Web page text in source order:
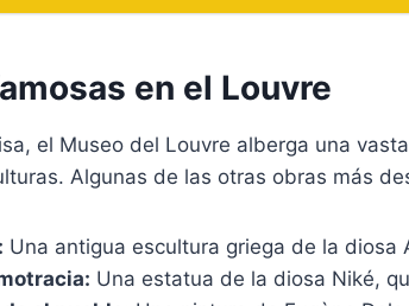
en el Louvre
el Museo del Louvre alberga una
Algunas de las otras obras más
Una antigua escultura griega de la diosa
Una estatua de la diosa Niké,